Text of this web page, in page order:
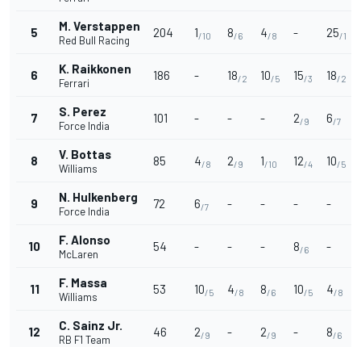
5 M. Verstappen
Red Bull Racing
204 1/10 8/6 4/8 - 25/1
6 K. Raikkonen
Ferrari
186 - 18/2 10/5 15/3 18/2
7 S. Perez
Force India
101 - - - 2/9 6/7
8 V. Bottas
Williams
85 4/8 2/9 1/10 12/4 10/5
9 N. Hulkenberg
Force India
72 6/7 - - - -
10 F. Alonso
McLaren
54 - - - 8/6 -
11 F. Massa
Williams
53 10/5 4/8 8/6 10/5 4/8
12 C. Sainz Jr.
RB F1 Team
46 2/9 - 2/9 - 8/6